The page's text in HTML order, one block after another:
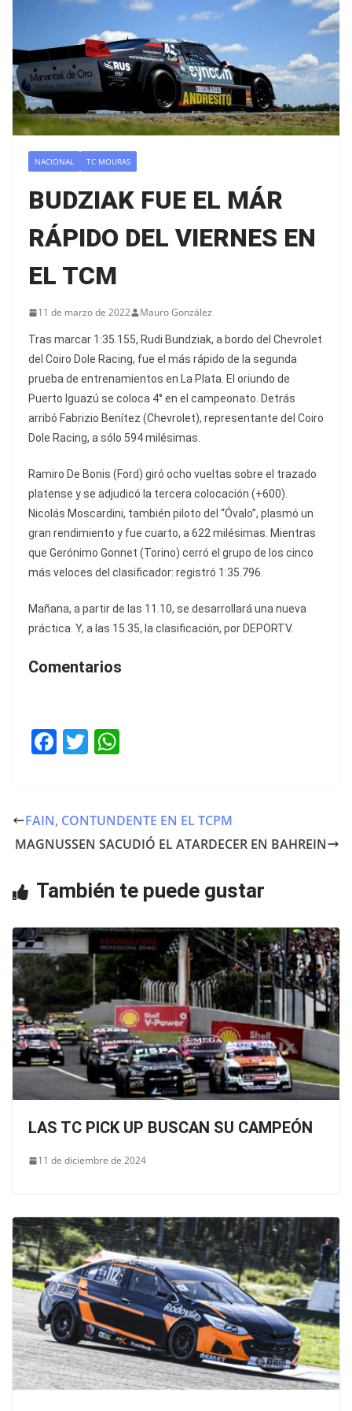
NACIONAL TC MOURAS
BUDZIAK FUE EL MÁR
RÁPIDO DEL VIERNES EN
EL TCM
11 de marzo de 2022 Mauro González
Tras marcar 1:35.155, Rudi Bundziak, a bordo del Chevrolet
del Coiro Dole Racing, fue el más rápido de la segunda
prueba de entrenamientos en La Plata. El oriundo de
Puerto Iguazú se coloca 4° en el campeonato. Detrás
arribó Fabrizio Benítez (Chevrolet), representante del Coiro
Dole Racing, a sólo 594 milésimas.
Ramiro De Bonis (Ford) giró ocho vueltas sobre el trazado
platense y se adjudicó la tercera colocación (+600).
Nicolás Moscardini, también piloto del “Óvalo”, plasmó un
gran rendimiento y fue cuarto, a 622 milésimas. Mientras
que Gerónimo Gonnet (Torino) cerró el grupo de los cinco
más veloces del clasificador: registró 1:35.796.
Mañana, a partir de las 11.10, se desarrollará una nueva
práctica. Y, a las 15.35, la clasificación, por DEPORTV.
Comentarios
F
e
b
o
T
er s
A
p
FAIN, CONTUNDENTE EN EL TCPM
MAGNUSSEN SACUDIÓ EL ATARDECER EN BAHREIN
También te puede gustar
LAS TC PICK UP BUSCAN SU CAMPEÓN
11 de diciembre de 2024